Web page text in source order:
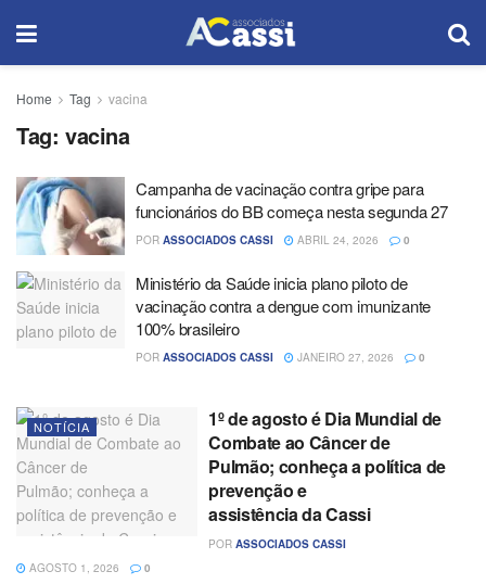
Home Tag vacina
Tag: vacina
Campanha de vacinação contra gripe para
funcionários do BB começa nesta segunda 27
POR ASSOCIADOS CASSI ABRIL 24, 2026 0
Ministério da Saúde inicia plano piloto de
vacinação contra a dengue com imunizante
100% brasileiro
POR ASSOCIADOS CASSI JANEIRO 27, 2026 0
NOTÍCIA
1º de agosto é Dia Mundial de
Combate ao Câncer de
Pulmão; conheça a política de
prevenção e
assistência da Cassi
POR ASSOCIADOS CASSI
AGOSTO 1, 2026
0